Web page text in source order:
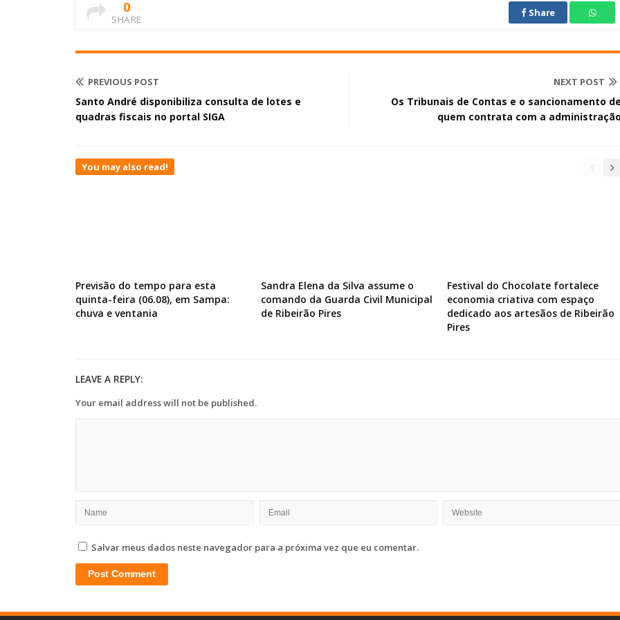
0
SHARE
Share
PREVIOUS POST
Santo André disponibiliza consulta de lotes e
quadras fiscais no portal SIGA
NEXT POST
Os Tribunais de Contas e o sancionamento
quem contrata com a
You may also read!
Previsão do tempo para esta
quinta-feira (06.08), em Sampa:
chuva e ventania
Sandra Elena da Silva assume o
comando da Guarda Civil Municipal
de Ribeirão Pires
Festival do Chocolate fortalece
economia criativa com espaço
dedicado aos artesãos de Ribeirão
Pires
LEAVE A REPLY:
Your email address will not be published.
Salvar meus dados neste navegador para a próxima vez que eu comentar.